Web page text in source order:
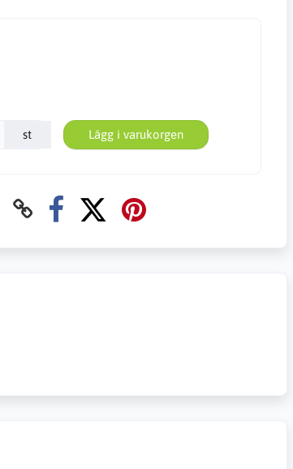
st Lägg i varukorgen